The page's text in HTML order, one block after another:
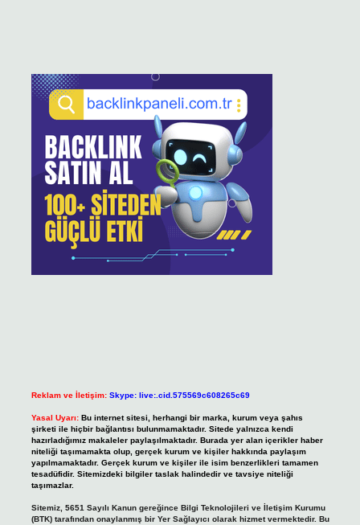
Reklam ve İletişim: Skype: live:.cid.575569c608265c69
Yasal Uyarı: Bu internet sitesi, herhangi bir marka, kurum veya şahıs
şirketi ile hiçbir bağlantısı bulunmamaktadır. Sitede yalnızca kendi
hazırladığımız makaleler paylaşılmaktadır. Burada yer alan içerikler haber
niteliği taşımamakta olup, gerçek kurum ve kişiler hakkında paylaşım
yapılmamaktadır. Gerçek kurum ve kişiler ile isim benzerlikleri tamamen
tesadüfidir. Sitemizdeki bilgiler taslak halindedir ve tavsiye niteliği
taşımazlar.
Sitemiz, 5651 Sayılı Kanun gereğince Bilgi Teknolojileri ve İletişim Kurumu
(BTK) tarafından onaylanmış bir Yer Sağlayıcı olarak hizmet vermektedir. Bu